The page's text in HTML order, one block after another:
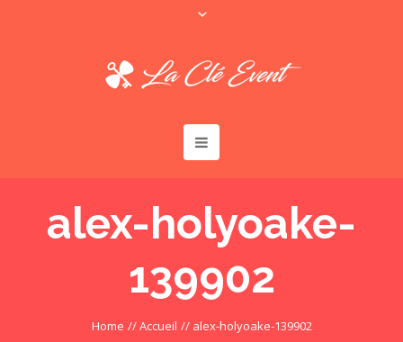
alex-holyoake-
139902
Home //Accueil // alex-holyoake-139902